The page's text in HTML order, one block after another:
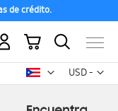
de crédito.
USD -
dólar
Mi carrito